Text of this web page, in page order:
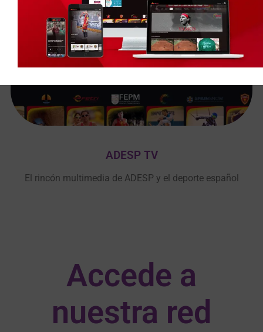
ADESP TV
El rincón multimedia de ADESP y el deporte español
Accede a
nuestra red​